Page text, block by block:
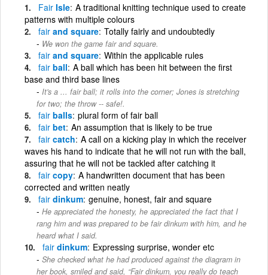
Fair Isle A traditional knitting technique used to create
patterns with multiple colours
fair and square Totally fairly and undoubtedly
We won the game fair and square.
fair and square Within the applicable rules
fair ball A ball which has been hit between the first
base and third base lines
It's a ... fair ball; it rolls into the corner; Jones is stretching
for two; the throw -- safe!.
fair balls plural form of fair ball
fair bet An assumption that is likely to be true
fair catch A call on a kicking play in which the receiver
waves his hand to indicate that he will not run with the ball,
assuring that he will not be tackled after catching it
fair copy A handwritten document that has been
corrected and written neatly
fair dinkum genuine, honest, fair and square
He appreciated the honesty, he appreciated the fact that I
rang him and was prepared to be fair dinkum with him, and he
heard what I said.
fair dinkum Expressing surprise, wonder etc
She checked what he had produced against the diagram in
her book, smiled and said, “Fair dinkum, you really do teach